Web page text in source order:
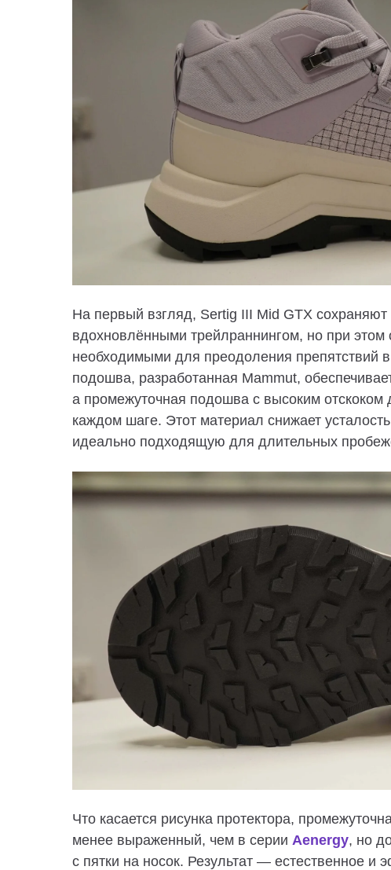
На первый взгляд, Sertig III Mid GTX сохраняют
вдохновлёнными трейлраннингом, но при этом
необходимыми для преодоления препятствий
подошва, разработанная Mammut,
а промежуточная подошва с высоким отскоком
каждом шаге. Этот материал снижает
идеально подходящую для длительных
Что касается рисунка протектора,
менее выраженный, чем в серии Aenergy, но
с пятки на носок. Результат — естественное